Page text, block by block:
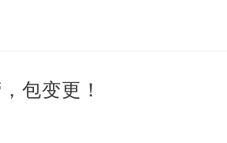
包变更！